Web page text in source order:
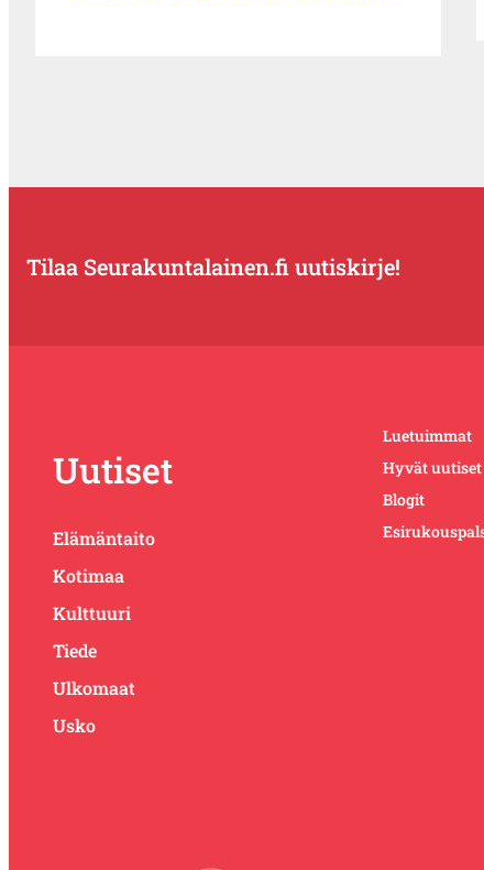
Tilaa Seurakuntalainen.fi uutiskirje!
Uutiset
Elämäntaito
Kotimaa
Kulttuuri
Tiede
Ulkomaat
Usko
Luetuimmat
Hyvät uutiset
Blogit